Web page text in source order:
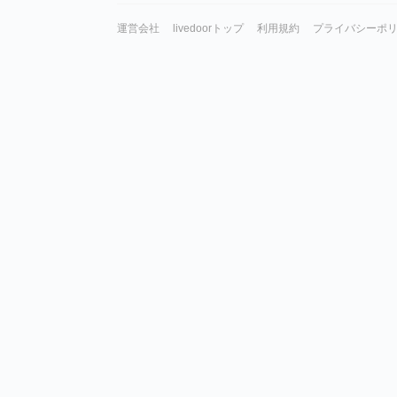
運営会社 livedoorトップ 利用規約 プライバシーポ